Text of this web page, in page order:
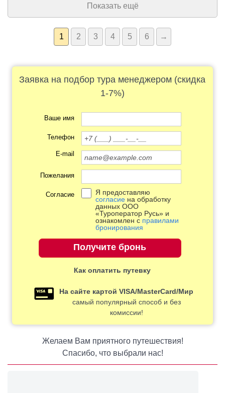
Показать ещё
1 2 3 4 5 6 →
Заявка на подбор тура менеджером (скидка
1-7%)
Ваше имя
Телефон
E-mail
Пожелания
Согласие
Я предоставляю
согласие на обработку
данных ООО
«Туроператор Русь» и
ознакомлен с правилами
бронирования
Как оплатить путевку
На сайте картой VISA/MasterCard/Мир
самый популярный способ и без
комиссии!
Желаем Вам приятного путешествия!
Спасибо, что выбрали нас!